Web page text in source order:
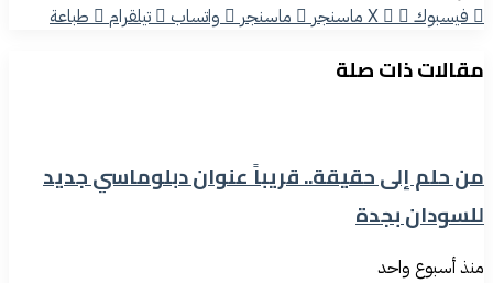
فيسبوك
‫Xماسنجر ماسنجر واتساب تيلقرام طباعة
مقالات ذات صلة
من حلم إلى حقيقة.. قريباً عنوان دبلوماسي جديد
للسودان بجدة
منذ أسبوع واحد